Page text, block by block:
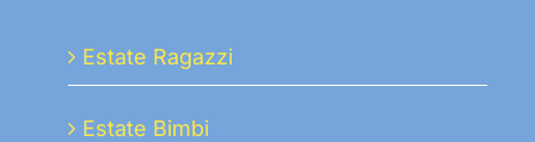
Estate Ragazzi
Estate Bimbi